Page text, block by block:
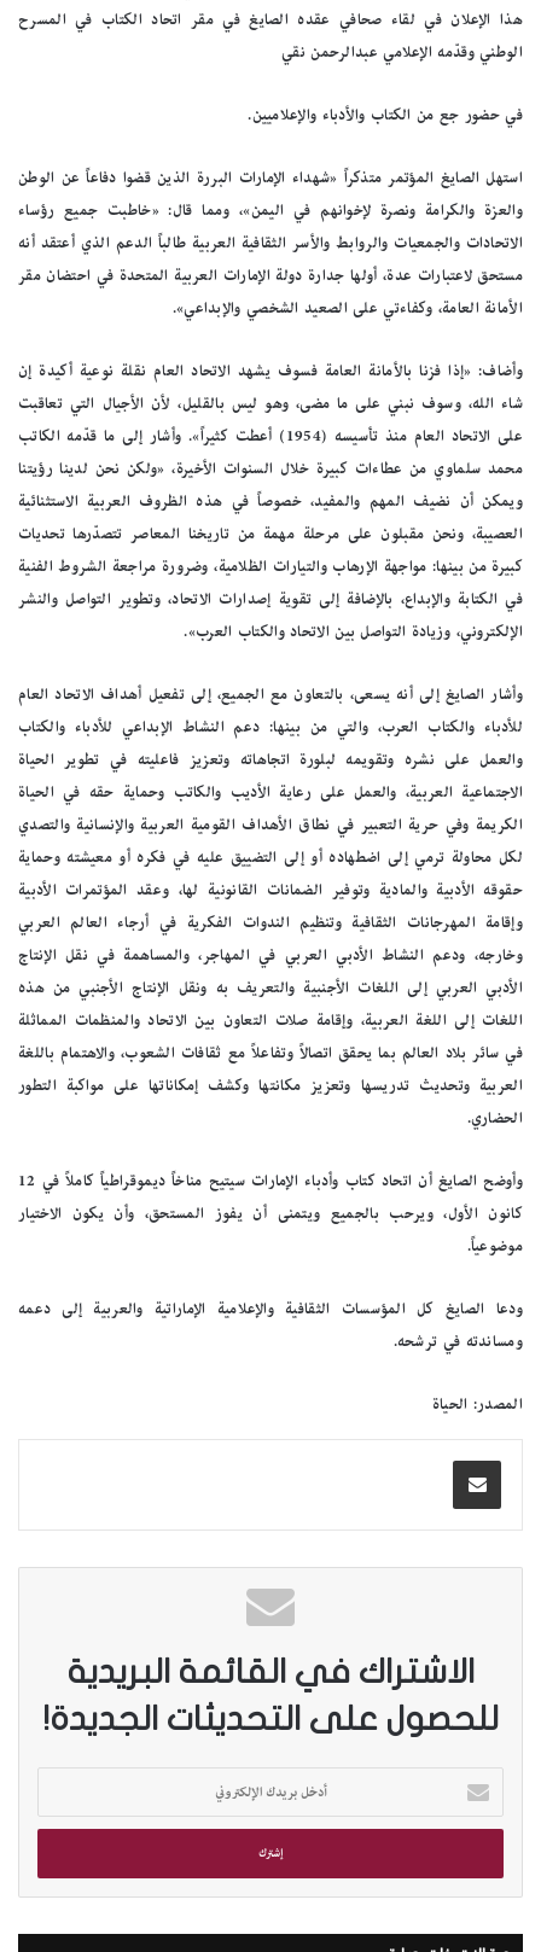
هذا الإعلان في لقاء صحافي عقده الصايغ في مقر اتحاد الكتاب في المسرح
الوطني وقدّمه الإعلامي عبدالرحمن نقي
في حضور جع من الكتاب والأدباء والإعلاميين.
استهل الصايغ المؤتمر متذكراً «شهداء الإمارات البررة الذين قضوا دفاعاً عن الوطن
والعزة والكرامة ونصرة لإخوانهم في اليمن»، ومما قال: «خاطبت جميع رؤساء
الاتحادات والجمعيات والروابط والأسر الثقافية العربية طالباً الدعم الذي أعتقد أنه
مستحق لاعتبارات عدة، أولها جدارة دولة الإمارات العربية المتحدة في احتضان مقر
الأمانة العامة، وكفاءتي على الصعيد الشخصي والإبداعي».
وأضاف: «إذا فزنا بالأمانة العامة فسوف يشهد الاتحاد العام نقلة نوعية أكيدة إن
شاء الله، وسوف نبني على ما مضى، وهو ليس بالقليل، لأن الأجيال التي تعاقبت
على الاتحاد العام منذ تأسيسه (1954) أعطت كثيراً». وأشار إلى ما قدّمه الكاتب
محمد سلماوي من عطاءات كبيرة خلال السنوات الأخيرة، «ولكن نحن لدينا رؤيتنا
ويمكن أن نضيف المهم والمفيد، خصوصاً في هذه الظروف العربية الاستثنائية
العصيبة، ونحن مقبلون على مرحلة مهمة من تاريخنا المعاصر تتصدّرها تحديات
كبيرة من بينها: مواجهة الإرهاب والتيارات الظلامية، وضرورة مراجعة الشروط الفنية
في الكتابة والإبداع، بالإضافة إلى تقوية إصدارات الاتحاد، وتطوير التواصل والنشر
الإلكتروني، وزيادة التواصل بين الاتحاد والكتاب العرب».
وأشار الصايغ إلى أنه يسعى، بالتعاون مع الجميع، إلى تفعيل أهداف الاتحاد العام
للأدباء والكتاب العرب، والتي من بينها: دعم النشاط الإبداعي للأدباء والكتاب
والعمل على نشره وتقويمه لبلورة اتجاهاته وتعزيز فاعليته في تطوير الحياة
الاجتماعية العربية، والعمل على رعاية الأديب والكاتب وحماية حقه في الحياة
الكريمة وفي حرية التعبير في نطاق الأهداف القومية العربية والإنسانية والتصدي
لكل محاولة ترمي إلى اضطهاده أو إلى التضييق عليه في فكره أو معيشته وحماية
حقوقه الأدبية والمادية وتوفير الضمانات القانونية لها، وعقد المؤتمرات الأدبية
وإقامة المهرجانات الثقافية وتنظيم الندوات الفكرية في أرجاء العالم العربي
وخارجه، ودعم النشاط الأدبي العربي في المهاجر، والمساهمة في نقل الإنتاج
الأدبي العربي إلى اللغات الأجنبية والتعريف به ونقل الإنتاج الأجنبي من هذه
اللغات إلى اللغة العربية، وإقامة صلات التعاون بين الاتحاد والمنظمات المماثلة
في سائر بلاد العالم بما يحقق اتصالاً وتفاعلاً مع ثقافات الشعوب، والاهتمام باللغة
العربية وتحديث تدريسها وتعزيز مكانتها وكشف إمكاناتها على مواكبة التطور
الحضاري.
وأوضح الصايغ أن اتحاد كتاب وأدباء الإمارات سيتيح مناخاً ديموقراطياً كاملاً في 12
كانون الأول، ويرحب بالجميع ويتمنى أن يفوز المستحق، وأن يكون الاختيار
موضوعياً.
ودعا الصايغ كل المؤسسات الثقافية والإعلامية الإماراتية والعربية إلى دعمه
ومساندته في ترشحه.
المصدر: الحياة
الاشتراك في القائمة البريدية
للحصول على التحديثات الجديدة!
خ
ب
ي